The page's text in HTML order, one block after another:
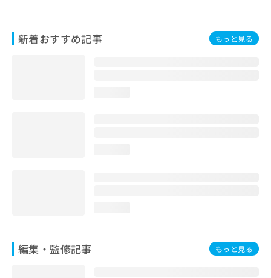
新着おすすめ記事 もっと見る
編集・監修記事 もっと見る
い
合